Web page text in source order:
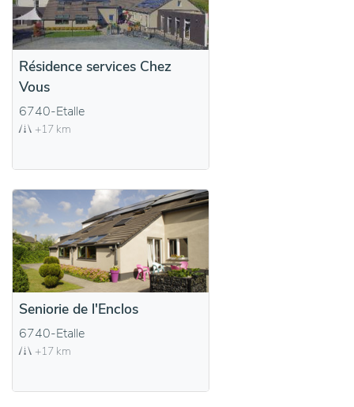
Résidence services Chez
Vous
6740-Etalle
+17 km
Seniorie de l'Enclos
6740-Etalle
+17 km